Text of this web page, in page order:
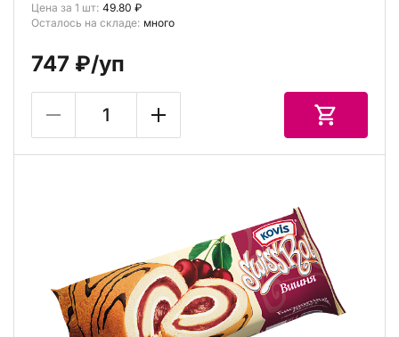
Цена за 1 шт: 49.80 ₽
Осталось на складе: много
747 ₽/уп